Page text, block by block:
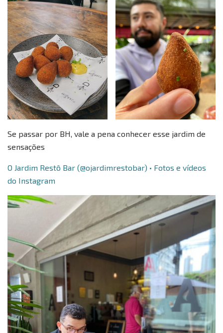
Se passar por BH, vale a pena conhecer esse jardim de
sensações
O Jardim Restô Bar (@ojardimrestobar) • Fotos e vídeos
do Instagram